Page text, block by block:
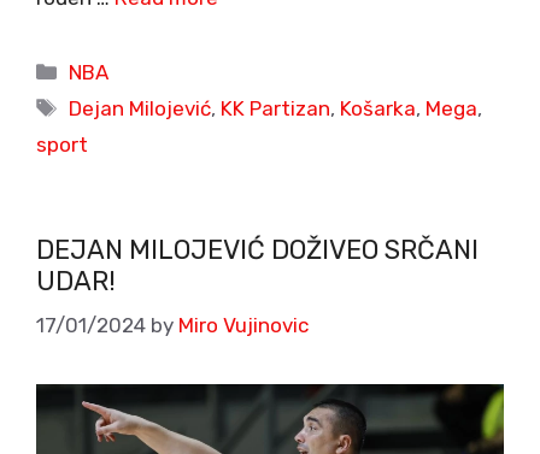
Categories
NBA
Tags
Dejan Milojević, KK Partizan, Košarka, Mega,
sport
DEJAN MILOJEVIĆ DOŽIVEO SRČANI
UDAR!
17/01/2024 by Miro Vujinovic